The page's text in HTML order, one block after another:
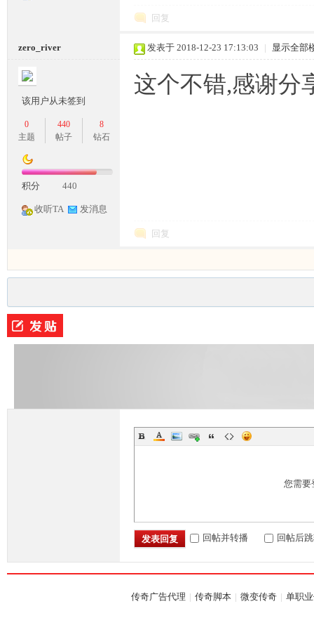
坛,
回复
zero_river
该用户从未签到
0
主题
440
帖子
8
钻石
积分 440
收听TA 发消息
发表于 2018-12-23 17:13:03 | 显示全部
这个不错,感谢分
回复
您需要
发表回复 回帖并转播 回帖后
传奇广告代理 | 传奇脚本 | 微变传奇 | 单职